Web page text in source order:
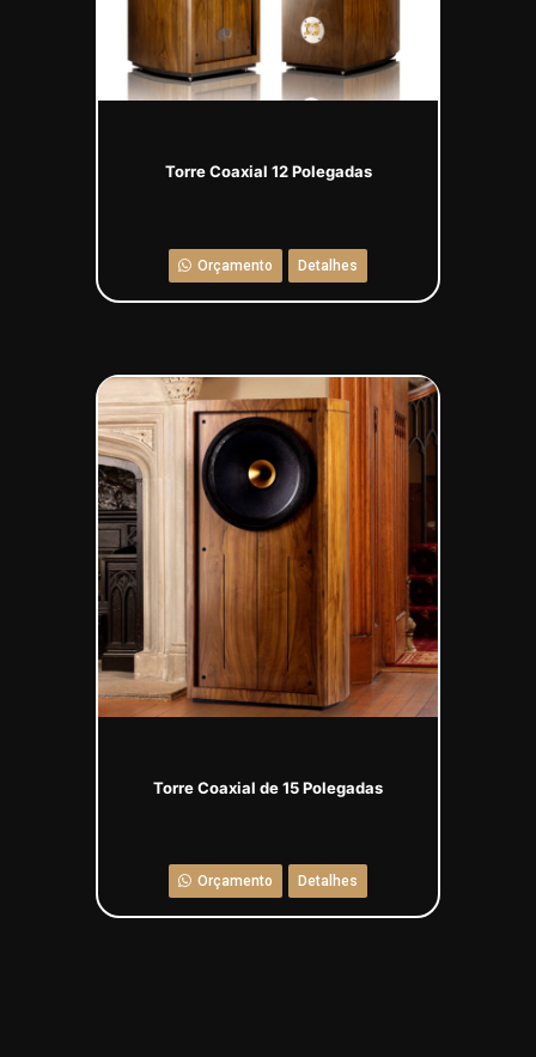
Torre Coaxial 12 Polegadas
Orçamento Detalhes
Torre Coaxial de 15 Polegadas
Orçamento Detalhes